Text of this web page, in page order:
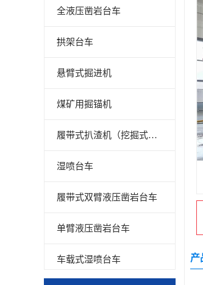
全液压凿岩台车
拱架台车
悬臂式掘进机
煤矿用掘锚机
履带式扒渣机（挖掘式装载机）
湿喷台车
履带式双臂液压凿岩台车
单臂液压凿岩台车
车载式湿喷台车 产